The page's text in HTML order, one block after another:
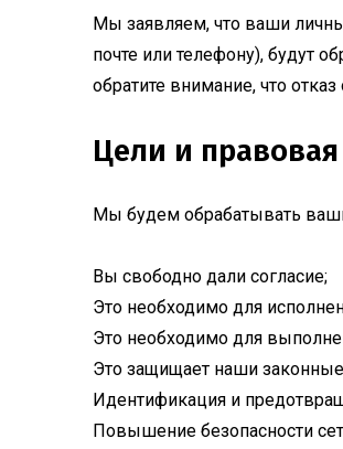
Мы заявляем, что ваши
почте или телефону), будут
обратите внимание, что
Цели и
Мы будем обрабатывать
Вы свободно дали согласие;
Это необходимо для
Это необходимо для
Это защищает наши
Идентификация и
Повышение безопасности